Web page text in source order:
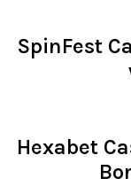
SpinFest
Hexabet